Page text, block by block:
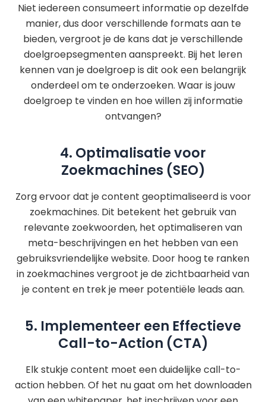
Niet iedereen consumeert informatie op dezelfde
manier, dus door verschillende formats aan te
bieden, vergroot je de kans dat je verschillende
doelgroepsegmenten aanspreekt. Bij het leren
kennen van je doelgroep is dit ook een belangrijk
onderdeel om te onderzoeken. Waar is jouw
doelgroep te vinden en hoe willen zij informatie
ontvangen?
4. Optimalisatie voor
Zoekmachines (SEO)
Zorg ervoor dat je content geoptimaliseerd is voor
zoekmachines. Dit betekent het gebruik van
relevante zoekwoorden, het optimaliseren van
meta-beschrijvingen en het hebben van een
gebruiksvriendelijke website. Door hoog te ranken
in zoekmachines vergroot je de zichtbaarheid van
je content en trek je meer potentiële leads aan.
5. Implementeer een Effectieve
Call-to-Action (CTA)
Elk stukje content moet een duidelijke call-to-
action hebben. Of het nu gaat om het downloaden